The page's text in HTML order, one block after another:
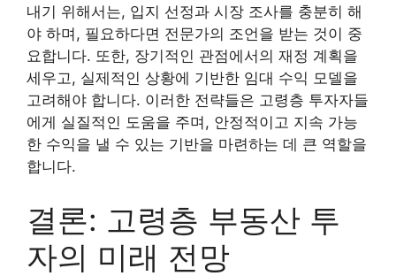
내기 위해서는, 입지 선정과 시장 조사를 충분히 해
야 하며, 필요하다면 전문가의 조언을 받는 것이 중
요합니다. 또한, 장기적인 관점에서의 재정 계획을
세우고, 실제적인 상황에 기반한 임대 수익 모델을
고려해야 합니다. 이러한 전략들은 고령층 투자자들
에게 실질적인 도움을 주며, 안정적이고 지속 가능
한 수익을 낼 수 있는 기반을 마련하는 데 큰 역할을
합니다.
결론: 고령층 부동산 투
자의 미래 전망